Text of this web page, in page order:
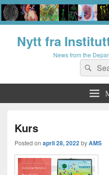
Nytt fra
News from the
Search
for:
Kurs
Posted on april 28, 2022byAMS